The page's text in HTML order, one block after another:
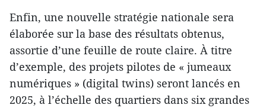
Enfin, une nouvelle stratégie nationale sera
élaborée sur la base des résultats obtenus,
assortie d’une feuille de route claire. À titre
d’exemple, des projets pilotes de « jumeaux
numériques » (digital twins) seront lancés en
2025, à l’échelle des quartiers dans six grandes